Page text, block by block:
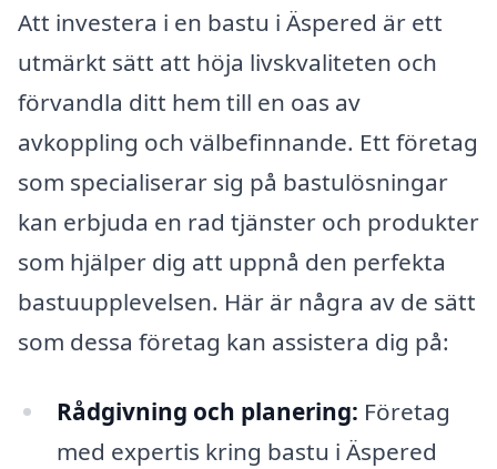
Att investera i en bastu i Äspered är ett
utmärkt sätt att höja livskvaliteten och
förvandla ditt hem till en oas av
avkoppling och välbefinnande. Ett företag
som specialiserar sig på bastulösningar
kan erbjuda en rad tjänster och produkter
som hjälper dig att uppnå den perfekta
bastuupplevelsen. Här är några av de sätt
som dessa företag kan assistera dig på:
Rådgivning och planering: Företag
med expertis kring bastu i Äspered